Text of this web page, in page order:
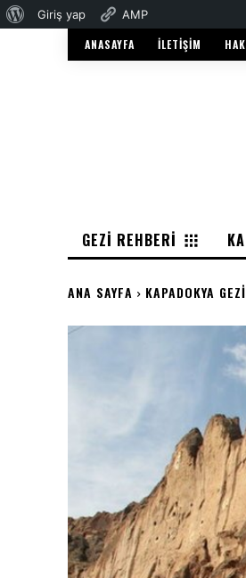
ANASAYFA İLETIŞIM
GEZI REHBERI
ANA SAYFA KAPADOKYA
WordPress
Giriş yap AMP